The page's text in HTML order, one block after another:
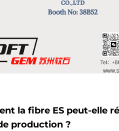
la fibre ES peut-elle
production ?